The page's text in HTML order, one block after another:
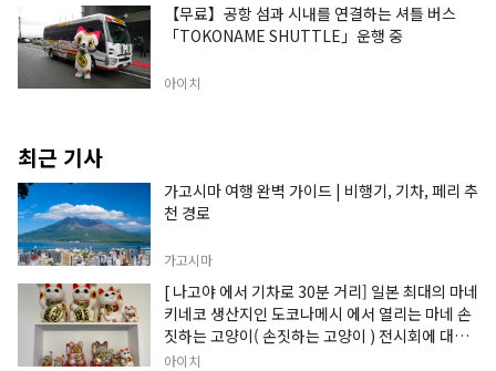
【무료】공항 섬과 시내를 연결하는 셔틀 버스
「TOKONAME SHUTTLE」운행 중
아이치
최근 기사
가고시마 여행 완벽 가이드 | 비행기, 기차, 페리 추
천 경로
가고시마
[ 나고야 에서 기차로 30분 거리] 일본 최대의 마네
키네코 생산지인 도코나메시 에서 열리는 마네 손
짓하는 고양이( 손짓하는 고양이 ) 전시회에 대한
정보입니다.
아이치